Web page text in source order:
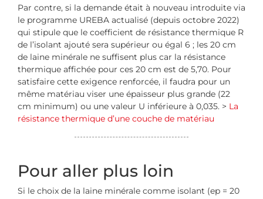
Par contre, si la demande était à nouveau introduite via
le programme UREBA actualisé (depuis octobre 2022)
qui stipule que le coefficient de résistance thermique R
de l’isolant ajouté sera supérieur ou égal 6 ; les 20 cm
de laine minérale ne suffisent plus car la résistance
thermique affichée pour ces 20 cm est de 5,70. Pour
satisfaire cette exigence renforcée, il faudra pour un
même matériau viser une épaisseur plus grande (22
cm minimum) ou une valeur U inférieure à 0,035. > La
résistance thermique d’une couche de matériau
Pour aller plus loin
Si le choix de la laine minérale comme isolant (ep = 20